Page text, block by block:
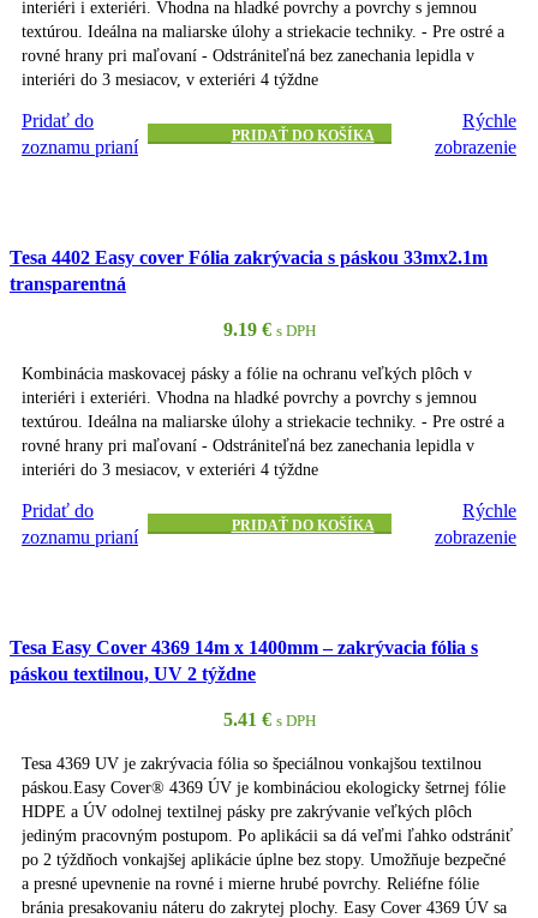
interiéri i exteriéri. Vhodna na hladké povrchy a povrchy s jemnou
textúrou. Ideálna na maliarske úlohy a striekacie techniky. - Pre ostré a
rovné hrany pri maľovaní - Odstrániteľná bez zanechania lepidla v
interiéri do 3 mesiacov, v exteriéri 4 týždne
Pridať do
zoznamu prianí
PRIDAŤ DO KOŠÍKA
Rýchle
zobrazenie
Tesa 4402 Easy cover Fólia zakrývacia s páskou 33mx2.1m
transparentná
9.19 € s DPH
Kombinácia maskovacej pásky a fólie na ochranu veľkých plôch v
interiéri i exteriéri. Vhodna na hladké povrchy a povrchy s jemnou
textúrou. Ideálna na maliarske úlohy a striekacie techniky. - Pre ostré a
rovné hrany pri maľovaní - Odstrániteľná bez zanechania lepidla v
interiéri do 3 mesiacov, v exteriéri 4 týždne
Pridať do
zoznamu prianí
PRIDAŤ DO KOŠÍKA
Rýchle
zobrazenie
Tesa Easy Cover 4369 14m x 1400mm – zakrývacia fólia s
páskou textilnou, UV 2 týždne
5.41 € s DPH
Tesa 4369 UV je zakrývacia fólia so špeciálnou vonkajšou textilnou
páskou.Easy Cover® 4369 ÚV je kombináciou ekologicky šetrnej fólie
HDPE a ÚV odolnej textilnej pásky pre zakrývanie veľkých plôch
jediným pracovným postupom. Po aplikácii sa dá veľmi ľahko odstrániť
po 2 týždňoch vonkajšej aplikácie úplne bez stopy. Umožňuje bezpečné
a presné upevnenie na rovné i mierne hrubé povrchy. Reliéfne fólie
bránia presakovaniu náteru do zakrytej plochy. Easy Cover 4369 ÚV sa